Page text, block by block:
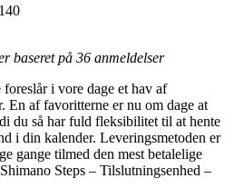
baseret på 36 anmeldelser
i vore dage et hav af
En af favoritterne er nu om dage at
du så har fuld fleksibilitet til at hente
i din kalender. Leveringsmetoden er
gange tilmed den mest betalelige
Steps – Tilslutningsenhed –